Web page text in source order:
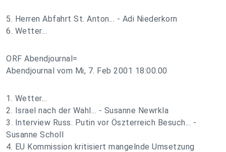
5. Herren Abfahrt St. Anton... - Adi Niederkorn
6. Wetter...
ORF Abendjournal=
Abendjournal vom Mi, 7. Feb 2001 18:00.00
1. Wetter...
2. Israel nach der Wahl... - Susanne Newrkla
3. Interview Russ. Putin vor Öszterreich Besuch... -
Susanne Scholl
4. EU Kommission kritisiert mangelnde Umsetzung